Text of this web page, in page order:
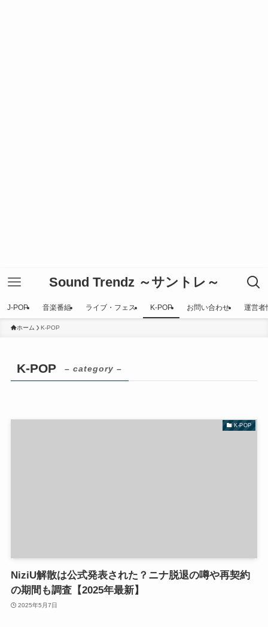
Sound Trendz ～サントレ～
J-POP 音楽番組 ライブ・フェス K-POP お問い合わせ 運営者
ホーム K-POP
K-POP – category –
K-POP
NiziU解散は公式発表された？ニナ脱退の噂や再契約
の期間も調査【2025年最新】
2025年5月7日